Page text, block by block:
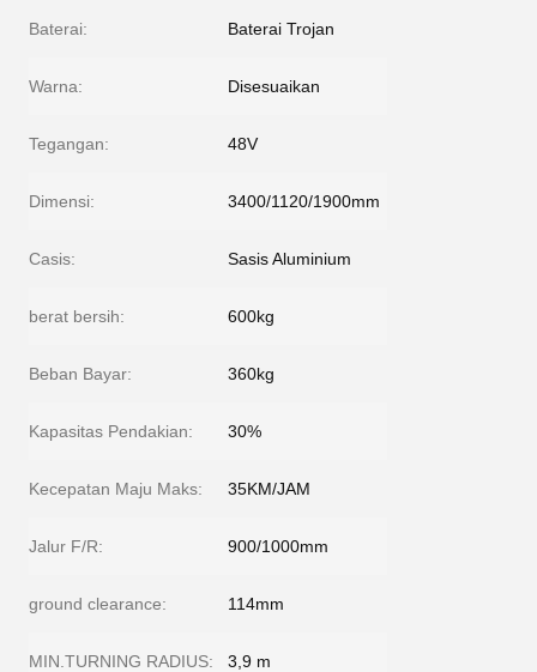
Baterai: Baterai Trojan
Warna: Disesuaikan
Tegangan: 48V
Dimensi: 3400/1120/1900mm
Casis: Sasis Aluminium
berat bersih: 600kg
Beban Bayar: 360kg
Kapasitas Pendakian: 30%
Kecepatan Maju Maks: 35KM/JAM
Jalur F/R: 900/1000mm
ground clearance: 114mm
MIN.TURNING RADIUS: 3,9 m